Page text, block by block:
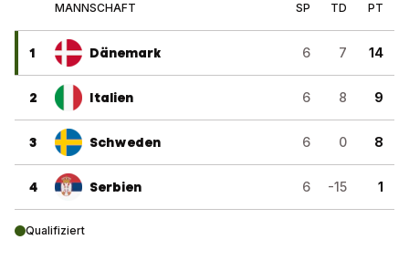
MANNSCHAFT SP TD PT
1 Dänemark 6 7 14
2 Italien 6 8 9
3 Schweden 6 0 8
4 Serbien 6 -15 1
Qualifiziert